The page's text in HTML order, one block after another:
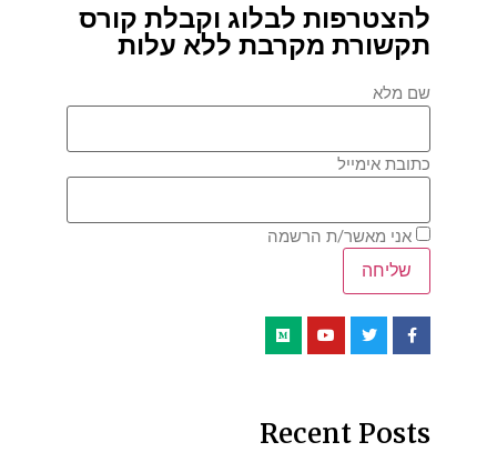
להצטרפות לבלוג וקבלת קורס
תקשורת מקרבת ללא עלות
שם מלא
כתובת אימייל
אני מאשר/ת הרשמה
Recent Posts